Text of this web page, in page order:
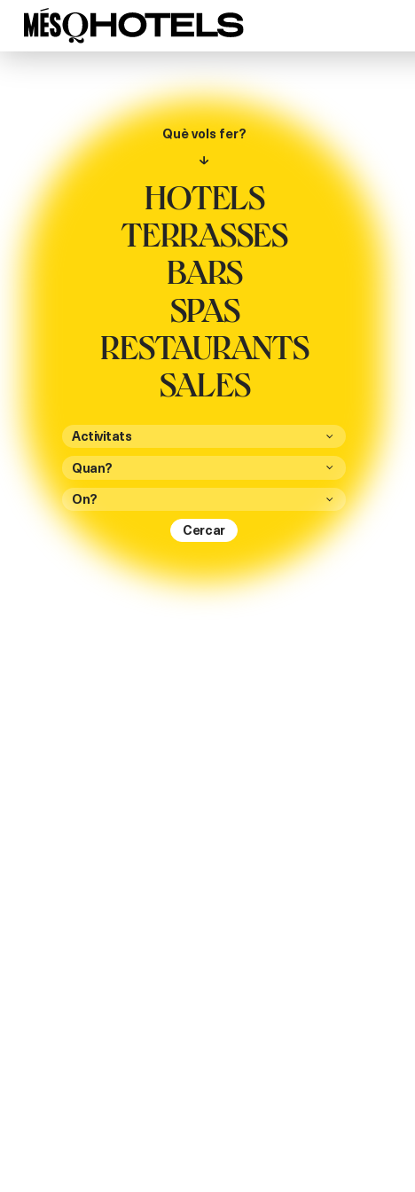
Què vols fer?
HOTELS
TERRASSES
BARS
SPAS
RESTAURANTS
SALES
Activitats
On?